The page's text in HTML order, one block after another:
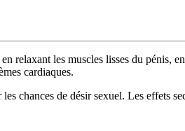
relaxant les muscles lisses du pénis,
cardiaques.
chances de désir sexuel. Les effets